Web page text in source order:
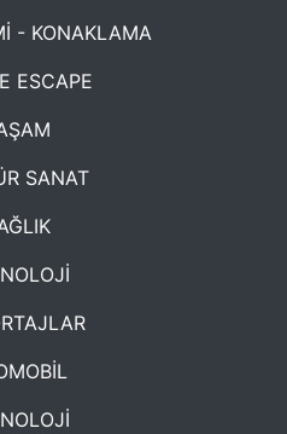
- KONAKLAMA
ESCAPE
SANAT